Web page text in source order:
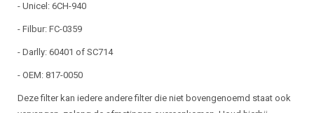
- Unicel: 6CH-940
- Filbur: FC-0359
- Darlly: 60401 of SC714
- OEM: 817-0050
Deze filter kan iedere andere filter die niet bovengenoemd staat ook